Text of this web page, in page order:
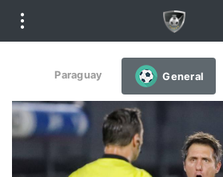
Paraguay General